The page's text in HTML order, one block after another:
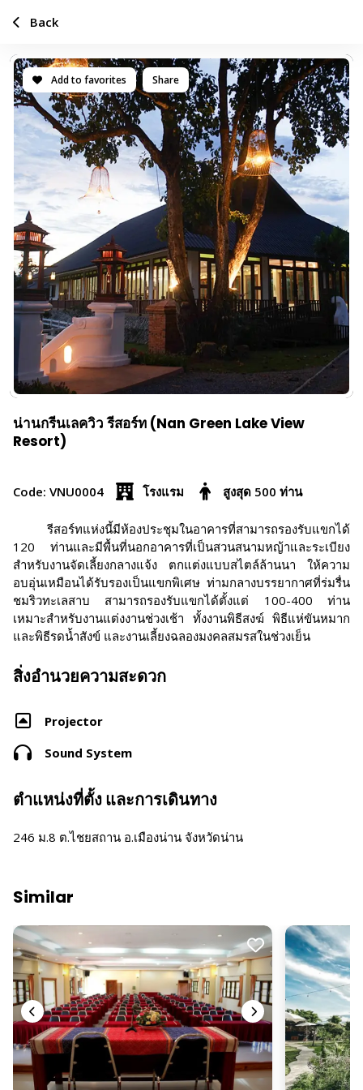
Add to favorites Share
น่านกรีนเลควิว รีสอร์ท (Nan Green Lake View
Resort)
Code: VNU0004 โรงแรม สูงสุด 500 ท่าน
รีสอร์ทแห่งนี้มีห้องประชุมในอาคารที่สามารถรองรับแขกได้
120 ท่านและมีพื้นที่นอกอาคารที่เป็นสวนสนามหญ้าและระเบียง
สำหรับงานจัดเลี้ยงกลางแจ้ง ตกแต่งแบบสไตล์ล้านนา ให้ความ
อบอุ่นเหมือนได้รับรองเป็นแขกพิเศษ ท่ามกลางบรรยากาศที่ร่มรื่น
ชมริวทะเลสาบ สามารถรองรับแขกได้ตั้งแต่ 100-400 ท่าน
เหมาะสำหรับงานแต่งงานช่วงเช้า ทั้งงานพิธีสงฆ์ พิธีแห่ขันหมาก
และพิธีรดน้ำสังข์ และงานเลี้ยงฉลองมงคลสมรสในช่วงเย็น
สิ่งอำนวยความสะดวก
Projector
Sound System
ตำแหน่งที่ตั้ง และการเดินทาง
246 ม.8 ต.ไชยสถาน อ.เมืองน่าน จังหวัดน่าน
Back
Similar